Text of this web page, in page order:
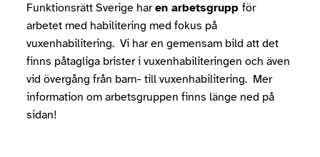
Funktionsrätt Sverige haren arbetsgrupp för
arbetet med habilitering med fokus på
vuxenhabilitering. Vi har en gemensam bild att det
finns påtagliga brister i vuxenhabiliteringen och även
vid övergång från barn- till vuxenhabilitering. Mer
information om arbetsgruppen finns länge ned på
sidan!